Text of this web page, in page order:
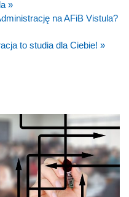
»
na AFiB Vistula?
to studia dla Ciebie! »